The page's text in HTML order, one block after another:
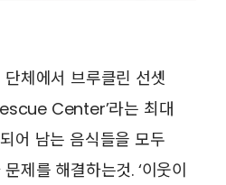
체에서 브루클린 선셋
Center’라는 최대
어 남는 음식들을 모두
제를 해결하는것. ‘이웃이